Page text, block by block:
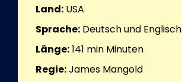
Land: USA
Sprache: Deutsch und Englisch
Länge:141 min Minuten
Regie:James Mangold